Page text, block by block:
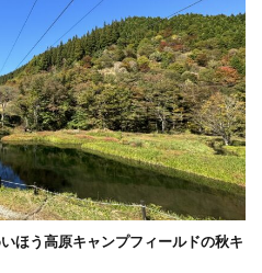
ほう高原キャンプフィールドの秋キ